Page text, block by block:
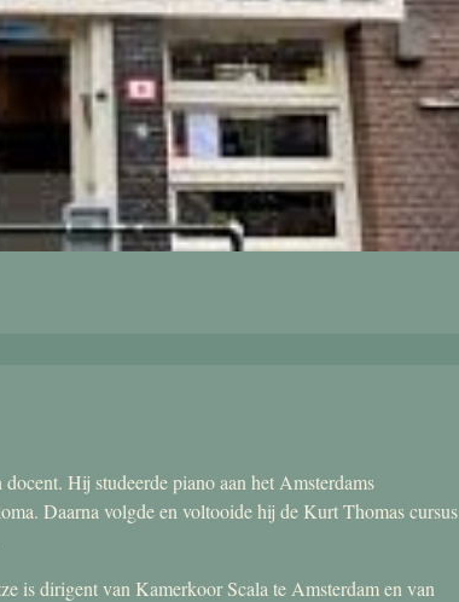
Hij studeerde piano aan het Amsterdams
Daarna volgde en voltooide hij de Kurt Thomas cursus
is dirigent van Kamerkoor Scala te Amsterdam en van